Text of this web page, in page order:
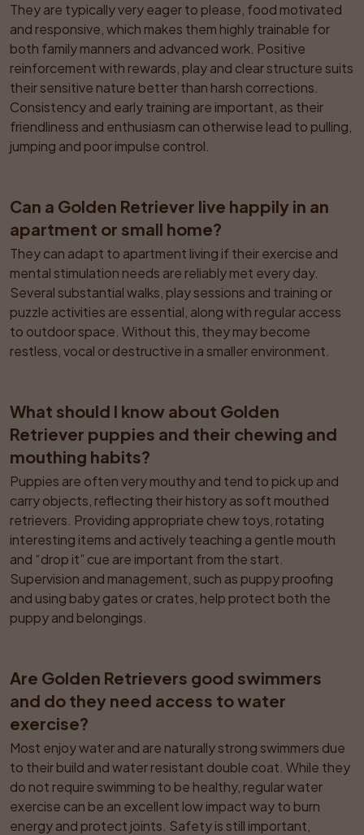
They are typically very eager to please, food motivated
and responsive, which makes them highly trainable for
both family manners and advanced work. Positive
reinforcement with rewards, play and clear structure suits
their sensitive nature better than harsh corrections.
Consistency and early training are important, as their
friendliness and enthusiasm can otherwise lead to pulling,
jumping and poor impulse control.
Can a Golden Retriever live happily in an
apartment or small home?
They can adapt to apartment living if their exercise and
mental stimulation needs are reliably met every day.
Several substantial walks, play sessions and training or
puzzle activities are essential, along with regular access
to outdoor space. Without this, they may become
restless, vocal or destructive in a smaller environment.
What should I know about Golden
Retriever puppies and their chewing and
mouthing habits?
Puppies are often very mouthy and tend to pick up and
carry objects, reflecting their history as soft mouthed
retrievers. Providing appropriate chew toys, rotating
interesting items and actively teaching a gentle mouth
and “drop it” cue are important from the start.
Supervision and management, such as puppy proofing
and using baby gates or crates, help protect both the
puppy and belongings.
Are Golden Retrievers good swimmers
and do they need access to water
exercise?
Most enjoy water and are naturally strong swimmers due
to their build and water resistant double coat. While they
do not require swimming to be healthy, regular water
exercise can be an excellent low impact way to burn
energy and protect joints. Safety is still important,